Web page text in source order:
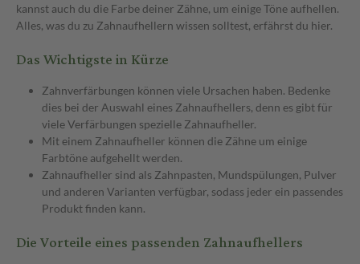
kannst auch du die Farbe deiner Zähne, um einige Töne aufhellen.
Alles, was du zu Zahnaufhellern wissen solltest, erfährst du hier.
Das Wichtigste in Kürze
Zahnverfärbungen können viele Ursachen haben. Bedenke
dies bei der Auswahl eines Zahnaufhellers, denn es gibt für
viele Verfärbungen spezielle Zahnaufheller.
Mit einem Zahnaufheller können die Zähne um einige
Farbtöne aufgehellt werden.
Zahnaufheller sind als Zahnpasten, Mundspülungen, Pulver
und anderen Varianten verfügbar, sodass jeder ein passendes
Produkt finden kann.
Die Vorteile eines passenden Zahnaufhellers